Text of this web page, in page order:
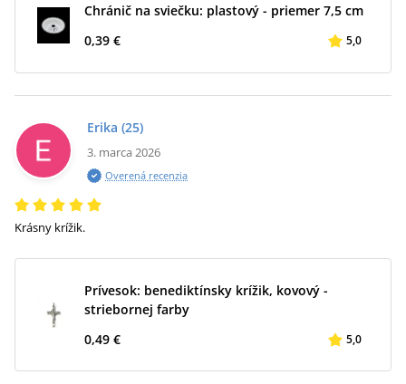
Chránič na sviečku: plastový - priemer 7,5 cm
0,39 €
5,0
Prívesok: benediktínsky krížik, kovový -
striebornej farby
0,49 €
5,0
Erika (25)
3. marca 2026
Overená recenzia
Krásny krížik.